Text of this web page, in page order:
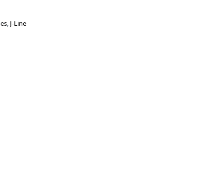
, J-Line